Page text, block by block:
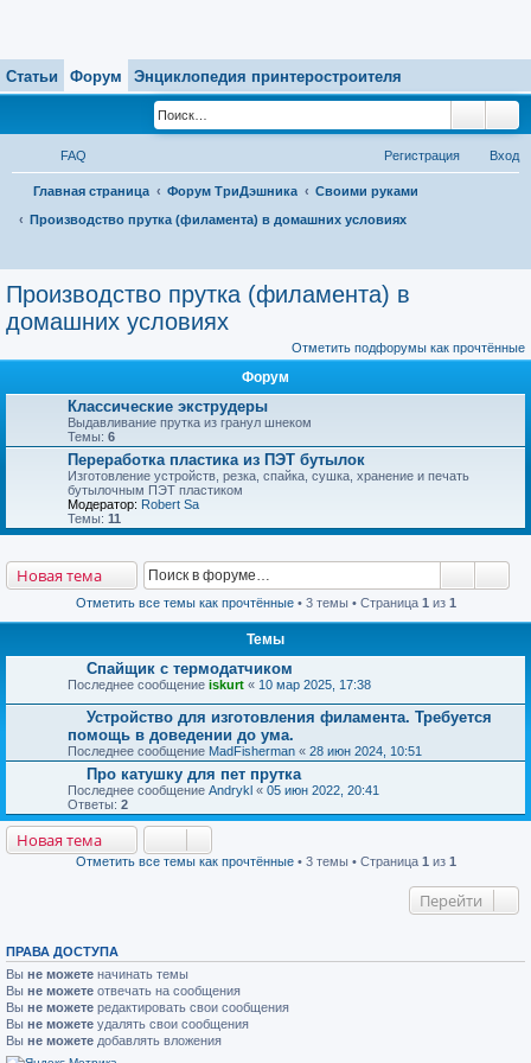
Статьи Форум Энциклопедия принтеростроителя
FAQ Вход
Регистрация
Главная страница Форум ТриДэшника
Своими руками
Производство прутка (филамента) в домашних условиях
к
Производство прутка (филамента) в
домашних условиях
Отметить подфорумы как прочтённые
Форум
Классические экструдеры
Выдавливание прутка из гранул шнеком
Темы: 6
Переработка пластика из ПЭТ бутылок
Изготовление устройств, резка, спайка, сушка, хранение и печать
бутылочным ПЭТ пластиком
Модератор: Robert Sa
Темы: 11
Новая тема
Отметить все темы как прочтённые• 3 темы • Страница 1 из 1
Темы
Спайщик с термодатчиком
Последнее сообщение iskurt « 10 мар 2025, 17:38
Устройство для изготовления филамента. Требуется
помощь в доведении до ума.
Последнее сообщение MadFisherman « 28 июн 2024, 10:51
Про катушку для пет прутка
Последнее сообщение Andrykl « 05 июн 2022, 20:41
Ответы: 2
Новая тема
Отметить все темы как прочтённые• 3 темы • Страница 1 из 1
Перейти
ПРАВА ДОСТУПА
Вы не можете начинать темы
Вы не можете отвечать на сообщения
Вы не можете редактировать свои сообщения
Вы не можете удалять свои сообщения
Вы не можете добавлять вложения